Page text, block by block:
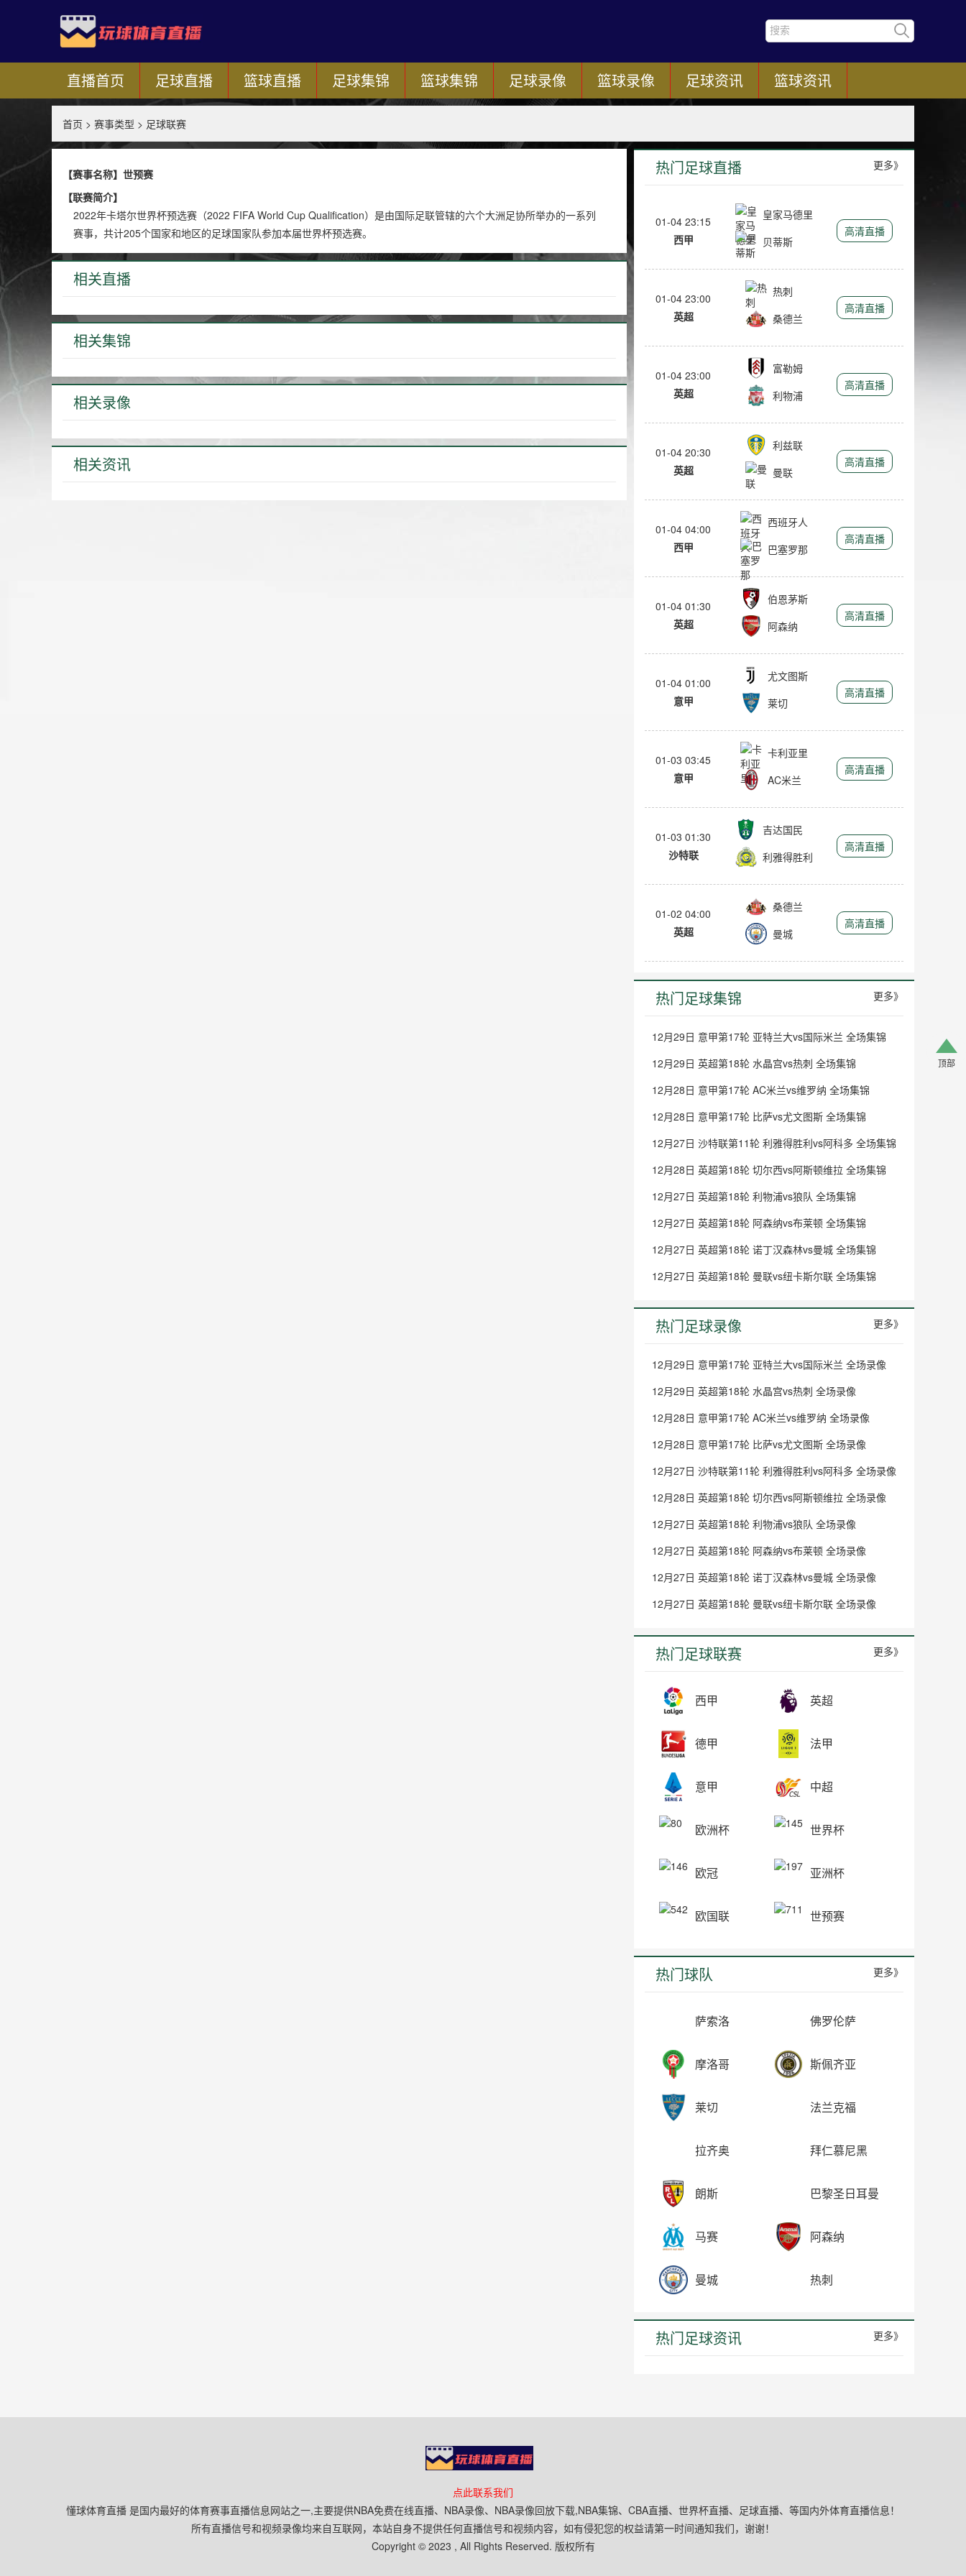
直播首页 足球直播 篮球直播 足球集锦 篮球集锦 足球录像 篮球录像 足球资讯 篮球资讯
首页 > 赛事类型 > 足球联赛
【赛事名称】世预赛
【联赛简介】
2022年卡塔尔世界杯预选赛（2022 FIFA World Cup Qualification）是由国际足联管辖的六个大洲足协所举办的一系列
赛事，共计205个国家和地区的足球国家队参加本届世界杯预选赛。
相关直播
相关集锦
相关录像
相关资讯
热门足球直播 更多》
01-04 23:15
西甲
皇家马德里
贝蒂斯
高清直播
01-04 23:00
英超
热刺
桑德兰
高清直播
01-04 23:00
英超
富勒姆
利物浦
高清直播
01-04 20:30
英超
利兹联
曼联
高清直播
01-04 04:00
西甲
西班牙人
巴塞罗那
高清直播
01-04 01:30
英超
伯恩茅斯
阿森纳
高清直播
01-04 01:00
意甲
尤文图斯
莱切
高清直播
01-03 03:45
意甲
卡利亚里
AC米兰
高清直播
01-03 01:30
沙特联
吉达国民
利雅得胜利
高清直播
01-02 04:00
英超
桑德兰
曼城
高清直播
热门足球集锦 更多》
12月29日 意甲第17轮 亚特兰大vs国际米兰 全场集锦
12月29日 英超第18轮 水晶宫vs热刺 全场集锦
12月28日 意甲第17轮 AC米兰vs维罗纳 全场集锦
12月28日 意甲第17轮 比萨vs尤文图斯 全场集锦
12月27日 沙特联第11轮 利雅得胜利vs阿科多 全场集锦
12月28日 英超第18轮 切尔西vs阿斯顿维拉 全场集锦
12月27日 英超第18轮 利物浦vs狼队 全场集锦
12月27日 英超第18轮 阿森纳vs布莱顿 全场集锦
12月27日 英超第18轮 诺丁汉森林vs曼城 全场集锦
12月27日 英超第18轮 曼联vs纽卡斯尔联 全场集锦
热门足球录像 更多》
12月29日 意甲第17轮 亚特兰大vs国际米兰 全场录像
12月29日 英超第18轮 水晶宫vs热刺 全场录像
12月28日 意甲第17轮 AC米兰vs维罗纳 全场录像
12月28日 意甲第17轮 比萨vs尤文图斯 全场录像
12月27日 沙特联第11轮 利雅得胜利vs阿科多 全场录像
12月28日 英超第18轮 切尔西vs阿斯顿维拉 全场录像
12月27日 英超第18轮 利物浦vs狼队 全场录像
12月27日 英超第18轮 阿森纳vs布莱顿 全场录像
12月27日 英超第18轮 诺丁汉森林vs曼城 全场录像
12月27日 英超第18轮 曼联vs纽卡斯尔联 全场录像
热门足球联赛 更多》
西甲 英超
德甲 法甲
意甲 中超
欧洲杯 世界杯
欧冠 亚洲杯
欧国联 世预赛
热门球队 更多》
萨索洛 佛罗伦萨
摩洛哥 斯佩齐亚
莱切 法兰克福
拉齐奥 拜仁慕尼黑
朗斯 巴黎圣日耳曼
马赛 阿森纳
曼城 热刺
热门足球资讯 更多》
顶部
点此联系我们
懂球体育直播 是国内最好的体育赛事直播信息网站之一,主要提供NBA免费在线直播、NBA录像、NBA录像回放下载,NBA集锦、CBA直播、世界杯直播、足球直播、等国内外体育直播信息！
所有直播信号和视频录像均来自互联网，本站自身不提供任何直播信号和视频内容，如有侵犯您的权益请第一时间通知我们，谢谢！
Copyright © 2023 , All Rights Reserved. 版权所有